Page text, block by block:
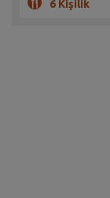
6 Kişilik